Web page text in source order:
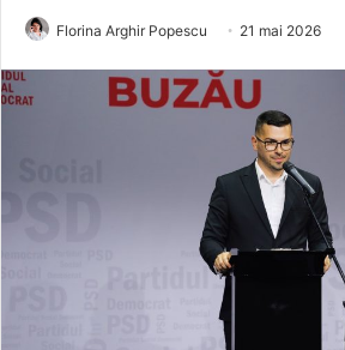
Florina Arghir Popescu 21 mai 2026